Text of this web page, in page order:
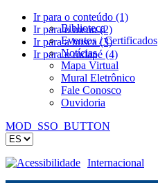
Ir para o conteúdo (1)
Ir para o menu (2)
Ir para a busca (3)
Ir para o rodapé (4)
Biblioteca
Eventos / Certificados
Notícias
Mapa Virtual
Mural Eletrônico
Fale Conosco
Ouvidoria
MOD_SSO_BUTTON
Acessibilidade Internacional